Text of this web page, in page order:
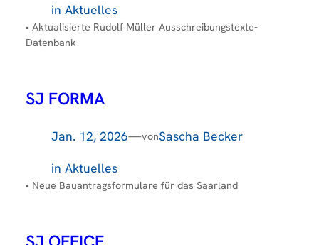
in Aktuelles
• Aktualisierte Rudolf Müller Ausschreibungstexte-
Datenbank
SJ FORMA
Jan. 12, 2026—vonSascha Becker
in Aktuelles
• Neue Bauantragsformulare für das Saarland